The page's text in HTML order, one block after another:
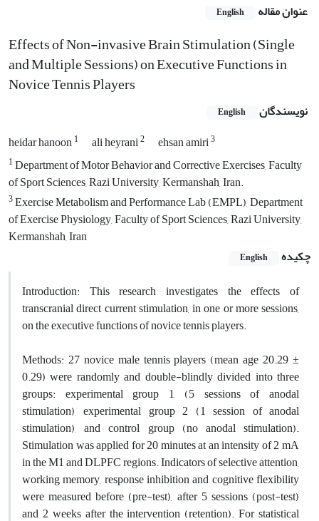
عنوان مقاله English
Effects of Non-invasive Brain Stimulation (Single
and Multiple Sessions) on Executive Functions in
Novice Tennis Players
نویسندگان English
heidar hanoon1 ali heyrani2 ehsan amiri3
1Department of Motor Behavior and Corrective Exercises, Faculty
of Sport Sciences, Razi University, Kermanshah, Iran.
3Exercise Metabolism and Performance Lab (EMPL), Department
of Exercise Physiology, Faculty of Sport Sciences, Razi University,
Kermanshah, Iran
چکیده
English
Introduction: This research investigates the effects of
transcranial direct current stimulation, in one or more sessions,
on the executive functions of novice tennis players.
Methods: 27 novice male tennis players (mean age 20.29 ±
0.29) were randomly and double-blindly divided into three
groups: experimental group 1 (5 sessions of anodal
stimulation), experimental group 2 (1 session of anodal
stimulation), and control group (no anodal stimulation).
Stimulation was applied for 20 minutes at an intensity of 2 mA
in the M1 and DLPFC regions. Indicators of selective attention,
working memory, response inhibition and cognitive flexibility
were measured before (pre-test), after 5 sessions (post-test)
and 2 weeks after the intervention (retention). For statistical